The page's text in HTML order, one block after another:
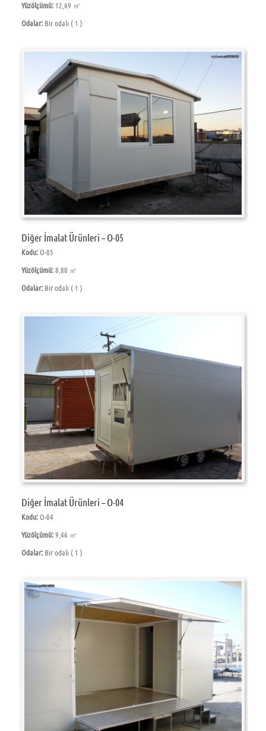
Yüzölçümü: 12,69 ㎡
Odalar: Bir odalı ( 1 )
Diğer İmalat Ürünleri – O-05
Kodu:O-05
Yüzölçümü:8,80 ㎡
Odalar: Bir odalı ( 1 )
Diğer İmalat Ürünleri – O-04
Kodu:O-04
Yüzölçümü:9,46 ㎡
Odalar: Bir odalı ( 1 )